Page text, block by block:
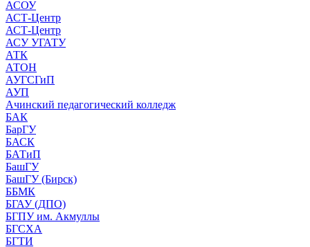
АСОУ
АСТ-Центр
АСТ-Центр
АСУ УГАТУ
АТК
АТОН
АУГСГиП
АУП
Ачинский педагогический колледж
БАК
БарГУ
БАСК
БАТиП
БашГУ
БашГУ (Бирск)
ББМК
БГАУ (ДПО)
БГПУ им. Акмуллы
БГСХА
БГТИ